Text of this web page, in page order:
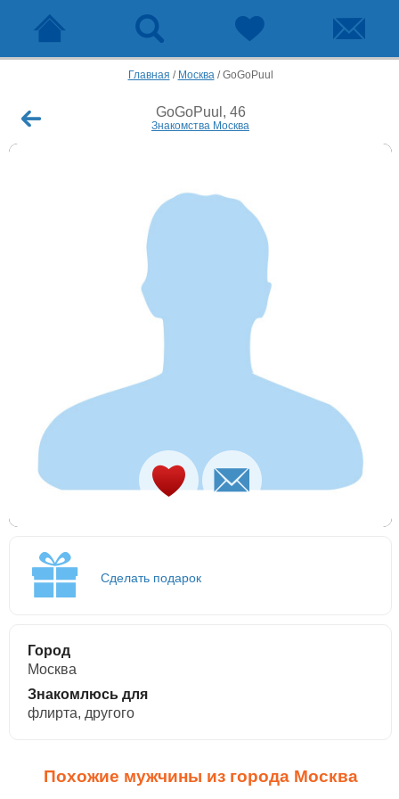
Главная / Москва/GoGoPuul
GoGoPuul, 46
Знакомства Москва
Сделать подарок
Город
Москва
Знакомлюсь для
флирта, другого
Похожие мужчины из города Москва